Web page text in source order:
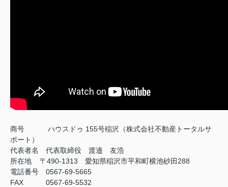
商号
ハウスドゥ 155号稲沢（株式会社不動産トータルサ
ポート）
代表者名 代表取締役 渡邉 友浩
所在地 〒490-1313 愛知県稲沢市平和町横池砂田288
電話番号 0567-69-5665
FAX
0567-69-5532